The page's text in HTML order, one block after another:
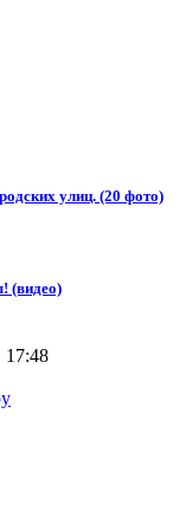
улиц. (20 фото)
(видео)
17:48